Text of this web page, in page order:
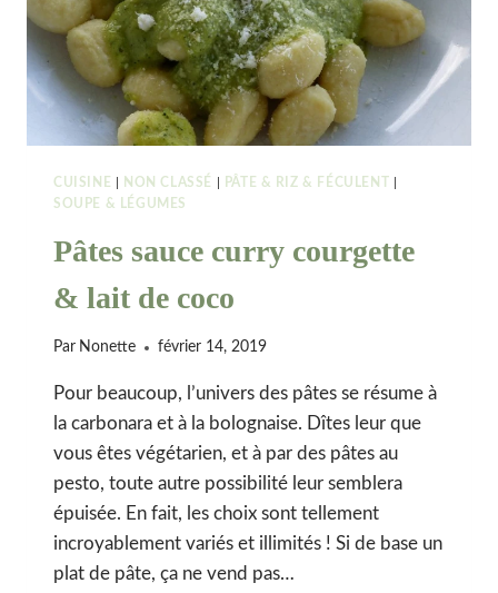
CUISINE NON CLASSÉ PÂTE & RIZ & FÉCULENT
SOUPE & LÉGUMES
Pâtes sauce curry courgette
& lait de coco
Par Nonette février 14, 2019
Pour beaucoup, l’univers des pâtes se résume à
la carbonara et à la bolognaise. Dîtes leur que
vous êtes végétarien, et à par des pâtes au
pesto, toute autre possibilité leur semblera
épuisée. En fait, les choix sont tellement
incroyablement variés et illimités ! Si de base un
plat de pâte, ça ne vend pas…